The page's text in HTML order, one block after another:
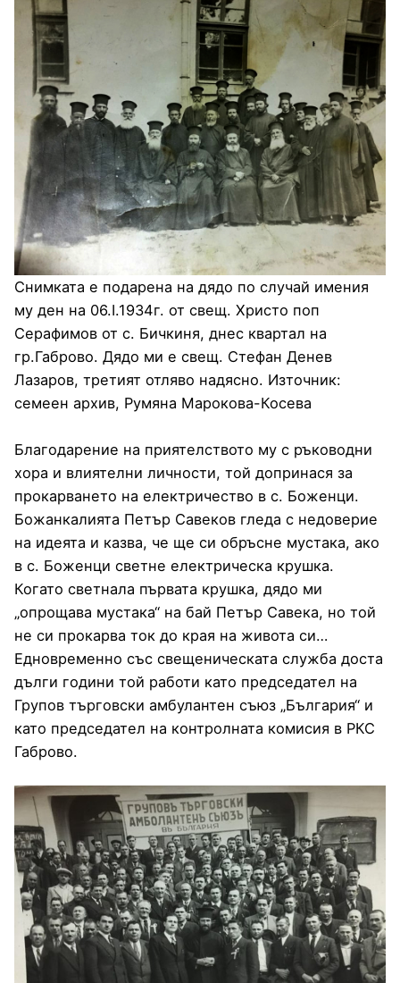
Снимката е подарена на дядо по случай имения
му ден на 06.I.1934г. от свещ. Христо поп
Серафимов от с. Бичкиня, днес квартал на
гр.Габрово. Дядо ми е свещ. Стефан Денев
Лазаров, третият отляво надясно. Източник:
семеен архив, Румяна Марокова-Косева
Благодарение на приятелството му с ръководни
хора и влиятелни личности, той допринася за
прокарването на електричество в с. Боженци.
Божанкалията Петър Савеков гледа с недоверие
на идеята и казва, че ще си обръсне мустака, ако
в с. Боженци светне електрическа крушка.
Когато светнала първата крушка, дядо ми
„опрощава мустака“ на бай Петър Савека, но той
не си прокарва ток до края на живота си…
Едновременно със свещеническата служба доста
дълги години той работи като председател на
Групов търговски амбулантен съюз „България“ и
като председател на контролната комисия в РКС
Габрово.